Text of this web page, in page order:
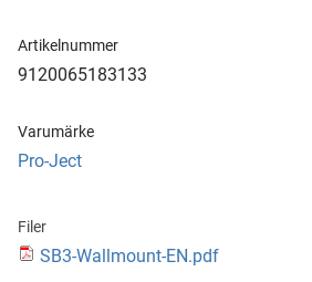
Artikelnummer
9120065183133
Varumärke
Pro-Ject
Filer
SB3-Wallmount-EN.pdf